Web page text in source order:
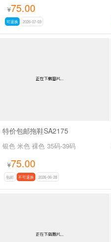
¥75.00
可退换 2026-07-03
特价包邮拖鞋SA2175
银色 米色 裸色 35码-39码
¥75.00
包邮 不可退换 2026-06-28